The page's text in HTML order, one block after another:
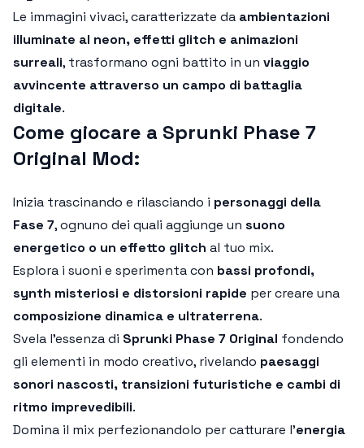
Le immagini vivaci, caratterizzate da ambientazioni
illuminate al neon, effetti glitch e animazioni
surreali, trasformano ogni battito in un viaggio
avvincente attraverso un campo di battaglia
digitale.
Come giocare a Sprunki Phase 7
Original Mod:
Inizia trascinando e rilasciando i personaggi della
Fase 7, ognuno dei quali aggiunge un suono
energetico o un effetto glitch al tuo mix.
Esplora i suoni e sperimenta con bassi profondi,
synth misteriosi e distorsioni rapide per creare una
composizione dinamica e ultraterrena.
Svela l'essenza di Sprunki Phase 7 Original fondendo
gli elementi in modo creativo, rivelando paesaggi
sonori nascosti, transizioni futuristiche e cambi di
ritmo imprevedibili.
Domina il mix perfezionandolo per catturare l'energia